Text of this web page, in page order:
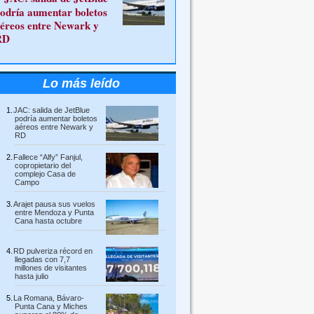
aumentar boletos
entre Newark y
Lo más leído
JAC: salida de JetBlue
podría aumentar boletos
aéreos entre Newark y
RD
Fallece “Alfy” Fanjul,
copropietario del
complejo Casa de
Campo
Arajet pausa sus vuelos
entre Mendoza y Punta
Cana hasta octubre
RD pulveriza récord en
llegadas con 7,7
millones de visitantes
hasta julio
La Romana, Bávaro-
Punta Cana y Miches